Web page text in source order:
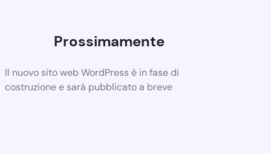
Prossimamente
Il nuovo sito web WordPress è in fase di
costruzione e sarà pubblicato a breve